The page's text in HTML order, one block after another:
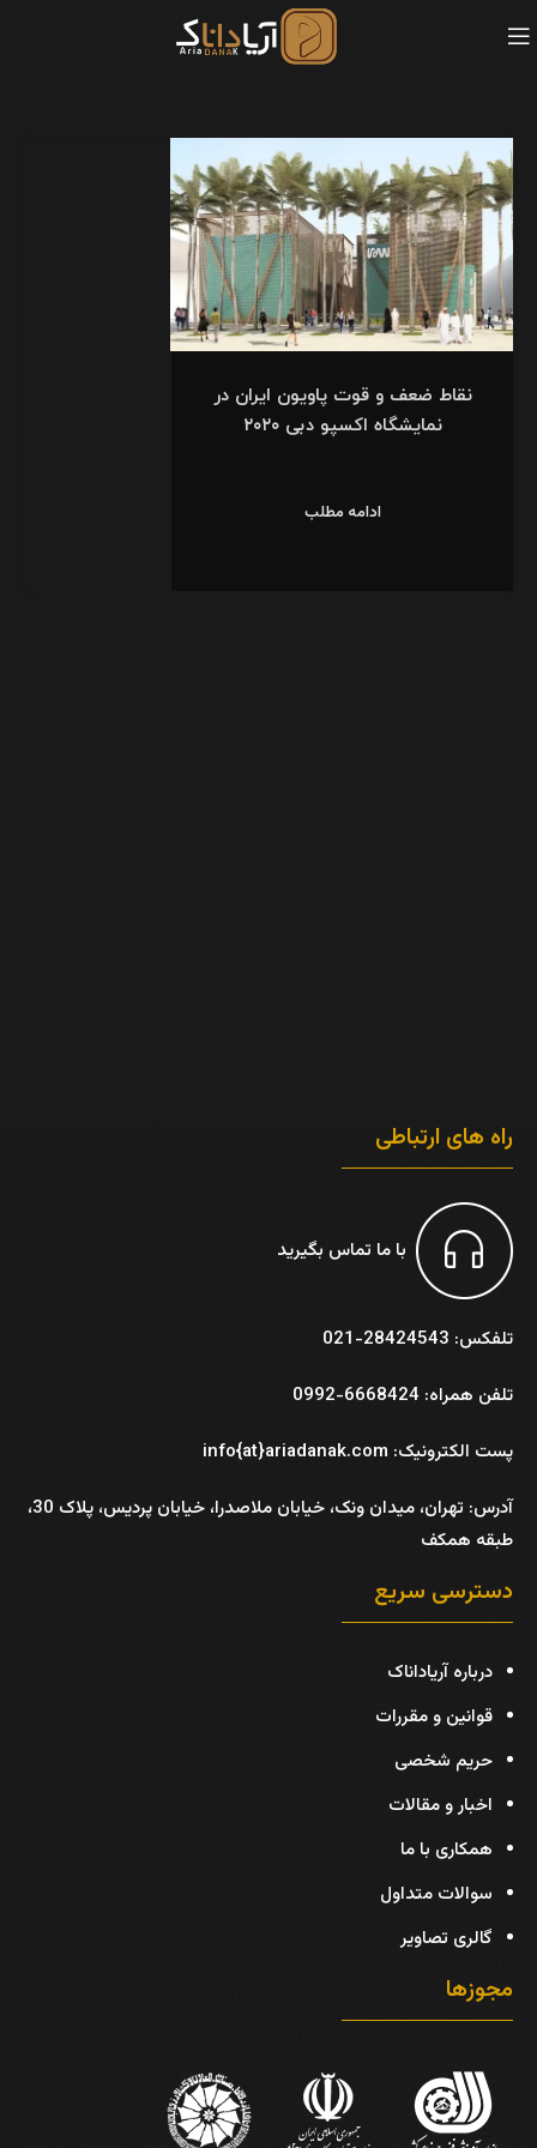
نقاط ضعف و قوت پاویون ایران در
نمایشگاه اکسپو دبی ۲۰۲۰
ادامه مطلب
راه های ارتباطی
با ما تماس بگیرید
تلفکس: 28424543-021
تلفن همراه: 6668424-0992
پست الکترونیک: info{at}ariadanak.com
آدرس:
تهران، میدان ونک، خیابان ملاصدرا، خیابان پردیس، پلاک 30،
طبقه همکف
دسترسی سریع
درباره آریاداناک
قوانین و مقررات
حریم شخصی
اخبار و مقالات
همکاری با ما
سوالات متداول
گالری تصاویر
مجوزها